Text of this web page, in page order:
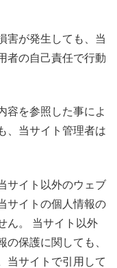
害が発生しても、当
者の自己責任で行動
容を参照した事によ
、当サイト管理者は
サイト以外のウェブ
サイトの個人情報の
ん。 当サイト以外
保護に関しても、
当サイトで引用して